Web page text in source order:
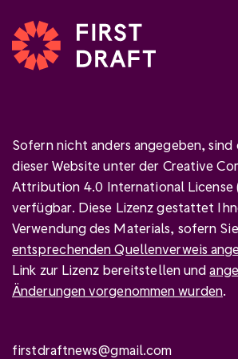
Sofern nicht anders angegeben,
dieser Website unter der Creative
Attribution 4.0 International License
verfügbar. Diese Lizenz gestattet
Verwendung des Materials, sofern
entsprechenden Quellenverweis
Link zur Lizenz bereitstellen und
Änderungen vorgenommen wurden.
firstdraftnews@gmail.com